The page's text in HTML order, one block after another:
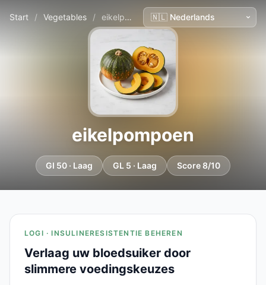
Start / Vegetables / eikelpompoen
eikelpompoen
GI 50 · Laag GL 5 · Laag Score 8/10
LOGI · INSULINERESISTENTIE BEHEREN
Verlaag uw bloedsuiker door
slimmere voedingskeuzes